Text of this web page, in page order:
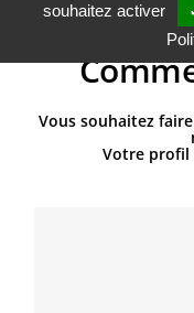
Vous souhaitez
Votre profil
Inscrivez-
plateforme
souhaitez activer